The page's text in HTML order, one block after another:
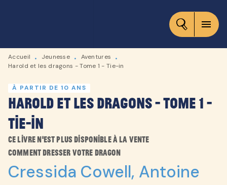
CONTENU
menu
Accueil • Jeunesse • Aventures
•
Harold et les dragons - Tome 1 - Tie-in
À PARTIR DE 10 ANS
Harold et les dragons - Tome 1 -
Tie-in
Ce livre n'est plus disponible à la vente
Comment dresser votre dragon
Cressida Cowell, Antoine